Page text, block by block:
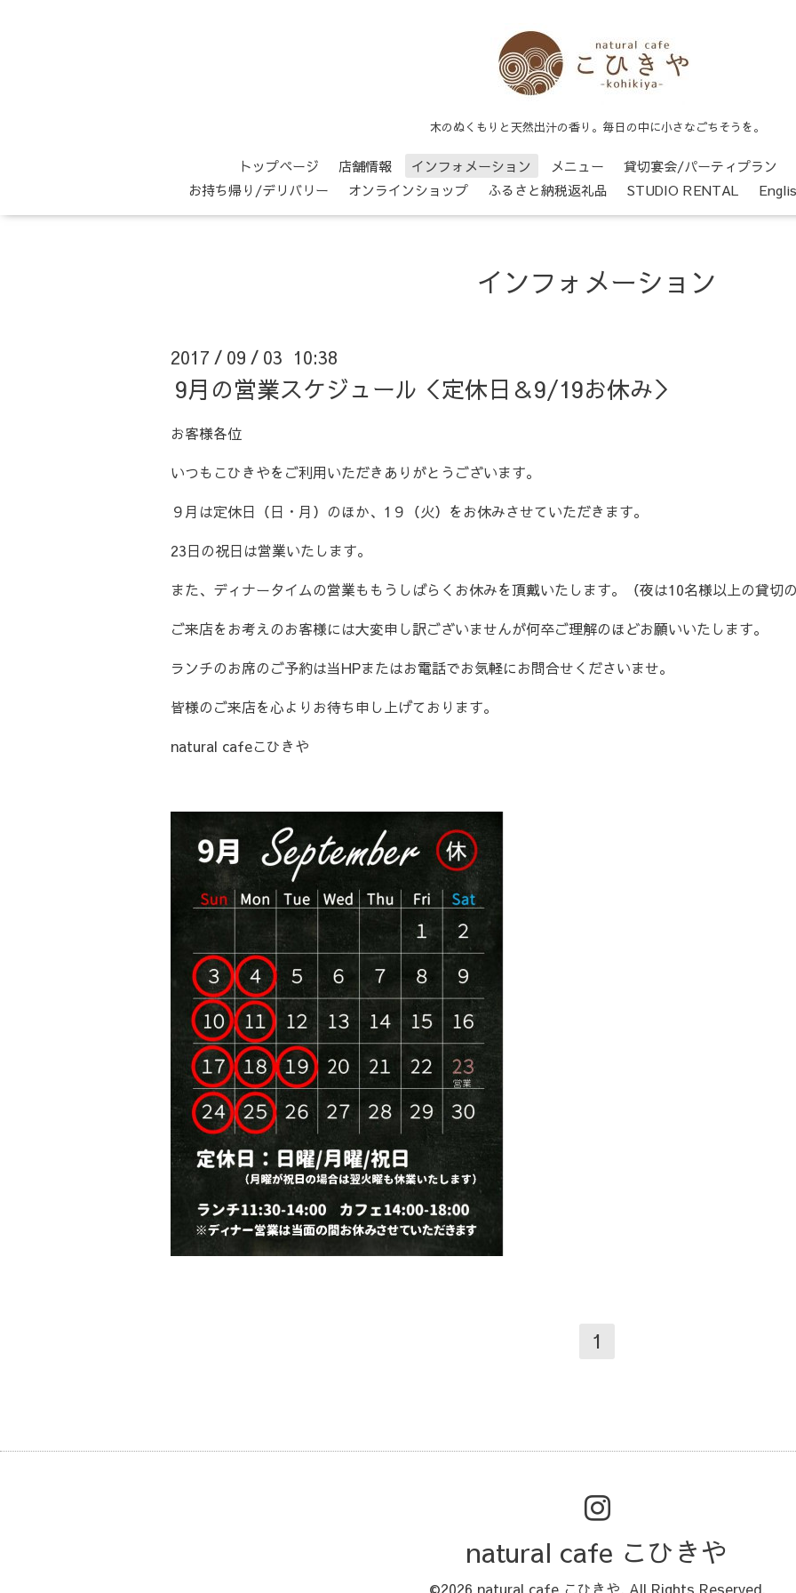
木のぬくもりと天然出汁の香り。毎日の中に小さなごちそうを。
トップページ 店舗情報 インフォメーション メニュー 貸切宴会/パーティプラン
お持ち帰り/デリバリー
オンラインショップ ふるさと納税返礼品 STUDIO RENTAL
インフォメーション
2017 / 09 / 03 10:38
9月の営業スケジュール＜定休日＆9/19お休み＞
お客様各位
いつもこひきやをご利用いただきありがとうございます。
９月は定休日（日・月）のほか、1９（火）をお休みさせていただきます。
23日の祝日は営業いたします。
また、ディナータイムの営業ももうしばらくお休みを頂戴いたします。（夜は10名様以上の貸切の
ご来店をお考えのお客様には大変申し訳ございませんが何卒ご理解のほどお願いいたします。
ランチのお席のご予約は当HPまたはお電話でお気軽にお問合せくださいませ。
皆様のご来店を心よりお待ち申し上げております。
natural cafeこひきや
1
natural cafe こひきや
©2026 natural cafe こひきや . All Rights Reserved.